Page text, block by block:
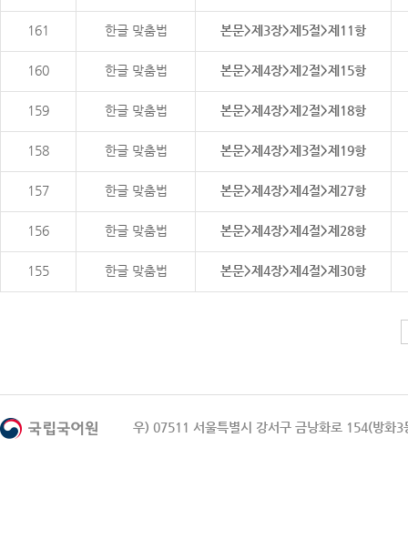
161 한글 맞춤법 본문>제3장>제5절>제11항
160 한글 맞춤법 본문>제4장>제2절>제15항
159 한글 맞춤법 본문>제4장>제2절>제18항
158 한글 맞춤법 본문>제4장>제3절>제19항
157 한글 맞춤법 본문>제4장>제4절>제27항
156 한글 맞춤법 본문>제4장>제4절>제28항
155 한글 맞춤법 본문>제4장>제4절>제30항
우) 07511 서울특별시 강서구 금낭화로 154(방화3